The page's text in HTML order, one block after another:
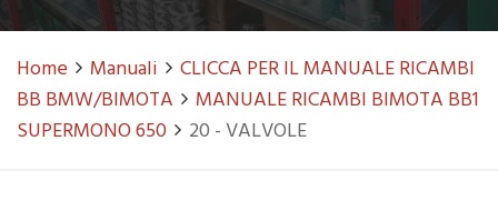
Home Manuali
CLICCA PER IL MANUALE RICAMBI
BB BMW/BIMOTA
MANUALE RICAMBI BIMOTA BB1
SUPERMONO 650
20 - VALVOLE